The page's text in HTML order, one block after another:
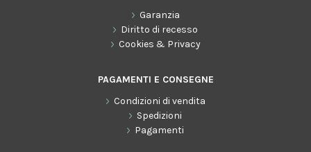
Garanzia
Diritto di recesso
Cookies & Privacy
PAGAMENTI E CONSEGNE
Condizioni di vendita
Spedizioni
Pagamenti